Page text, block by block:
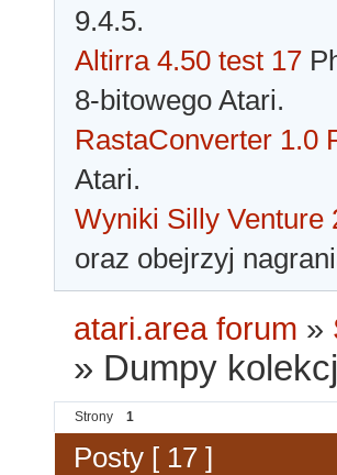
9.4.5.
Altirra 4.50 test 17
8-bitowego Atari.
RastaConverter 1.0
Atari.
Wyniki Silly Venture
oraz obejrzyj
atari.area forum »
» Dumpy
Strony 1
Posty [ 17 ]